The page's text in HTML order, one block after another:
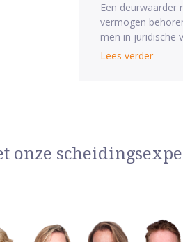
Een deurwaarder
vermogen
men in juridische
Lees verder
onze